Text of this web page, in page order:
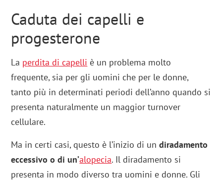
Caduta dei capelli e
progesterone
La perdita di capelli è un problema molto
frequente, sia per gli uomini che per le donne,
tanto più in determinati periodi dell’anno quando si
presenta naturalmente un maggior turnover
cellulare.
Ma in certi casi, questo è l’inizio di un diradamento
eccessivo o di un’alopecia. Il diradamento si
presenta in modo diverso tra uomini e donne. Gli